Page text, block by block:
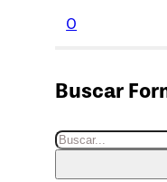
0
Buscar
Buscar